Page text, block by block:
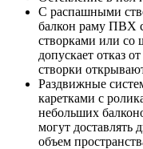
С распашными
балкон раму ПВХ
створками или со
допускает отказ
створки
Раздвижные
каретками с
небольших
могут доставлять
объем